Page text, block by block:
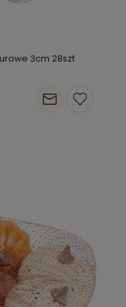
3cm 28szt